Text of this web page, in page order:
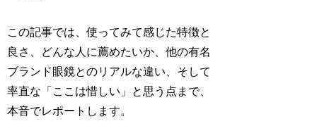
この記事では、使ってみて感じた特徴と
良さ、どんな人に薦めたいか、他の有名
ブランド眼鏡とのリアルな違い、そして
率直な「ここは惜しい」と思う点まで、
本音でレポートします。